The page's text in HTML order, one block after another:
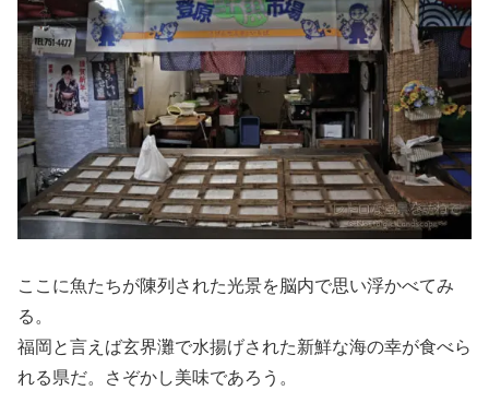
ここに魚たちが陳列された光景を脳内で思い浮かべてみ
る。
福岡と言えば玄界灘で水揚げされた新鮮な海の幸が食べら
れる県だ。さぞかし美味であろう。